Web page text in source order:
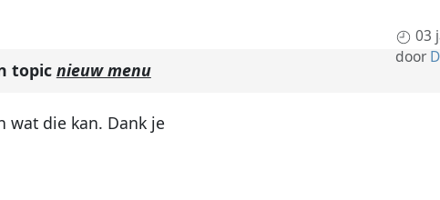
03
door
topic nieuw menu
wat die kan. Dank je